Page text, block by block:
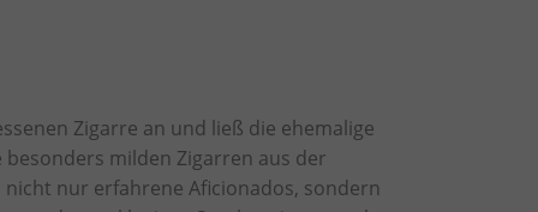
Zigarre an und ließ die ehemalige
milden Zigarren aus der
nur erfahrene Aficionados, sondern